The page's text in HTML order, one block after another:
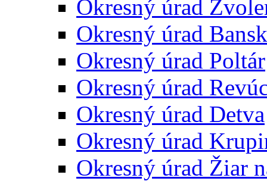
Okresný úrad
Okresný úrad
Okresný úrad Poltár
Okresný úrad
Okresný úrad Detva
Okresný úrad
Okresný úrad Žiar